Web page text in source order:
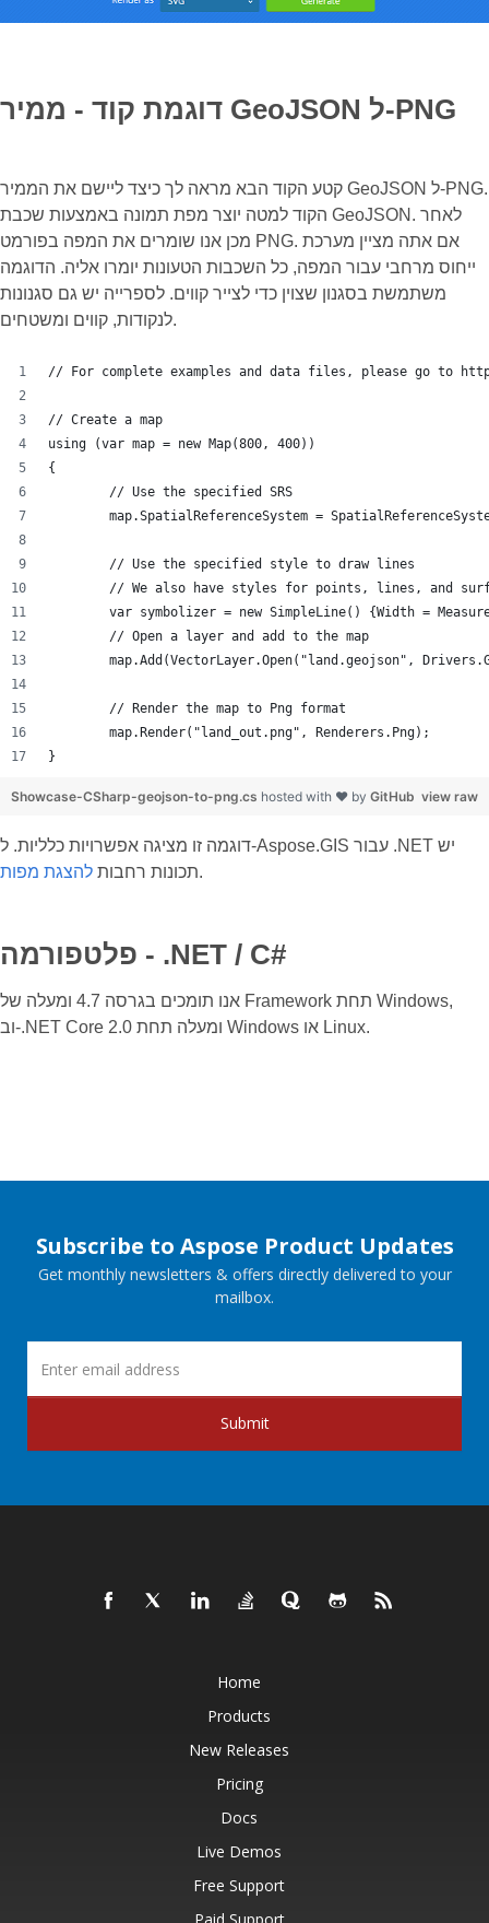
דוגמת קוד - ממיר GeoJSON ל-PNG
קטע הקוד הבא מראה לך כיצד ליישם את הממיר GeoJSON ל-PNG.
הקוד למטה יוצר מפת תמונה באמצעות שכבת GeoJSON. לאחר
מכן אנו שומרים את המפה בפורמט PNG. אם אתה מציין מערכת
ייחוס מרחבי עבור המפה, כל השכבות הטעונות יומרו אליה. הדוגמה
משתמשת בסגנון שצוין כדי לצייר קווים. לספרייה יש גם סגנונות
לנקודות, קווים ומשטחים.
// For complete examples and data files, please go to
// Create a map
using (var map = new Map(800, 400))
{
	// Use the specified SRS
map.SpatialReferenceSystem =
	// Use the specified style to draw lines
// We also have styles for points, lines, and
var symbolizer = new SimpleLine() {Width =
	// Open a layer and add to the map
map.Add(VectorLayer.Open("land.geojson",
	// Render the map to Png format
	map.Render("land_out.png", Renderers.Png);
}
view raw
Showcase-CSharp-geojson-to-png.cs hosted with ❤ by GitHub
דוגמה זו מציגה אפשרויות כלליות. ל-Aspose.GIS עבור .NET יש
תכונות רחבות להצגת מפות .
פלטפורמה - ‎.NET / C#‎
אנו תומכים בגרסה 4.7 ומעלה של Framework תחת Windows,
וב-.NET Core 2.0 ומעלה תחת Windows או Linux.
Subscribe to Aspose Product Updates
Get monthly newsletters & offers directly delivered to your
mailbox.
Submit
Home
Products
New Releases
Pricing
Docs
Live Demos
Free Support